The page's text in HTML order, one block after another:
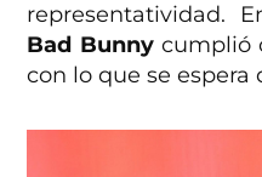
representatividad.
Bad Bunnycumplió
con lo que se espera